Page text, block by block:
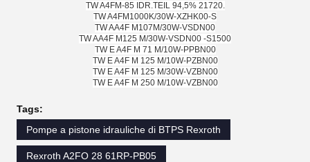
TW A4FM-85 IDR.TEIL 94,5% 21720.
TW A4FM1000K/30W-XZHK00-S
TW AA4F M107M/30W-VSDN00
TW AA4F M125 M/30W-VSDN00 -S1500
TW E A4F M 71 M/10W-PPBN00
TW E A4F M 125 M/10W-PZBN00
TW E A4F M 125 M/30W-VZBN00
TW E A4F M 250 M/10W-VZBN00
Tags:
Pompe a pistone idrauliche di BTPS Rexroth
Rexroth A2FO 28 61RP-PB05